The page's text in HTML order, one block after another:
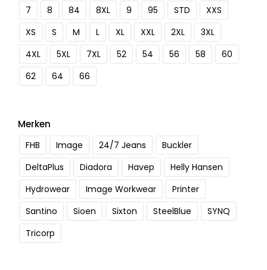
7
8 84 8XL 9 95 STD
XXS
XS
S M L XL XXL 2XL
3XL
4XL
5XL 7XL 52 54 56 58
60
62
64 66
Merken
FHB Image 24/7 Jeans
Buckler
DeltaPlus
Diadora Havep
Helly Hansen
Hydrowear
Image Workwear
Printer
Santino
Sioen Sixton SteelBlue
SYNQ
Tricorp